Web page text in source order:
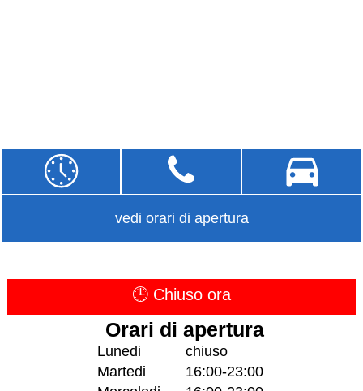
vedi orari di apertura
🕒 Chiuso ora
Orari di apertura
Lunedi
chiuso
Martedi
16:00-23:00